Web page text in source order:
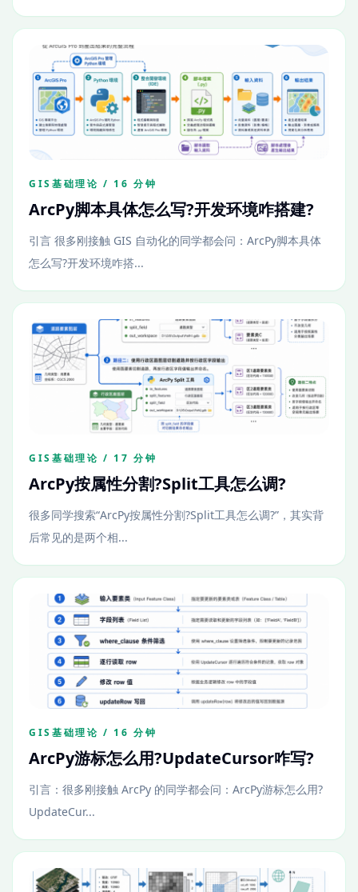
GIS基础理论 / 16 分钟
ArcPy脚本具体怎么写?开发环境咋搭建?
引言 很多刚接触 GIS 自动化的同学都会问：ArcPy脚本具体
怎么写?开发环境咋搭...
GIS基础理论 / 17 分钟
ArcPy按属性分割?Split工具怎么调?
很多同学搜索“ArcPy按属性分割?Split工具怎么调?”，其实背
后常见的是两个相...
GIS基础理论 / 16 分钟
ArcPy游标怎么用?UpdateCursor咋写?
引言：很多刚接触 ArcPy 的同学都会问：ArcPy游标怎么用?
UpdateCur...